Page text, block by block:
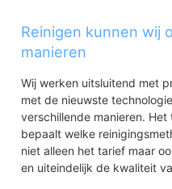
Zeeheldenbuurt
Bloemenbuurt M(adelief)
Bloemenbuurt D(ahlia) -
Bloemenbuurt H(yacinth)
Bloemenbuurt A(kelei)
Nederhoven
IJsvogelplein
Vogelbuurt-Oost
Ooievaar- en Vinkplein
Reinigen kunnen wij
manieren
Wij werken uitsluitend met
met de nieuwste
verschillende manieren.
bepaalt welke
niet alleen het tarief maar
en uiteindelijk de kwaliteit